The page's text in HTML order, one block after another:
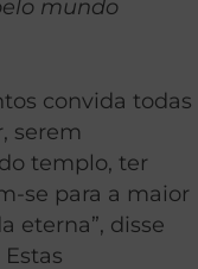
mundo
convida todas
serem
templo, ter
se para a maior
eterna”, disse